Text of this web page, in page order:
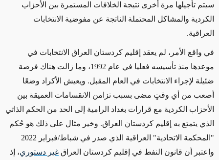
سيتم تأجيلها مرة أخرى نتيجة الخلافات المستمرة بين الأحزاب
الكردية والمشاكل المحتملة الناتجة عن مفوضية الانتخابات
العراقية.
في واقع الأمر، لم يعقد إقليم كردستان العراق الانتخابات في
موعدها منذ تأسيسه فعليا في عام 1992، وما زالت هناك فرصة
ضئيلة لإجراء الانتخابات في العام المقبل. ويعيش الأكراد وضعًا
أصعب من أي وقتٍ مضى بسبب تزامن الانقسامات العميقة بين
الأحزاب الكردية مع قرارات بغداد الرامية إلى الحد من الحكم الذاتي
الذي يتمتع به إقليم كردستان العراق. وخير مثال على ذلك هو حُكم
"المحكمة الاتحادية" العراقية الذي صدر في شباط/فبراير 2022
واعتبر أن قانون النفط في إقليم كردستان العراق غير دستوري، إذ